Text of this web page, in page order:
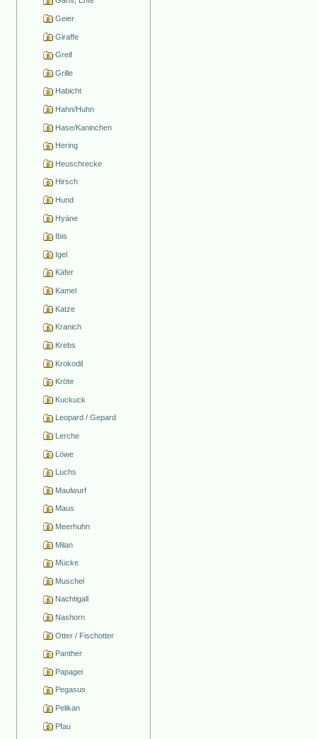
Geier
Giraffe
Greif
Grille
Habicht
Hahn/Huhn
Hase/Kaninchen
Hering
Heuschrecke
Hirsch
Hund
Hyäne
Ibis
Igel
Käfer
Kamel
Katze
Kranich
Krebs
Krokodil
Kröte
Kuckuck
Leopard / Gepard
Lerche
Löwe
Luchs
Maulwurf
Maus
Meerhuhn
Milan
Mücke
Muschel
Nachtigall
Nashorn
Otter / Fischotter
Panther
Papagei
Pegasus
Pelikan
Pfau